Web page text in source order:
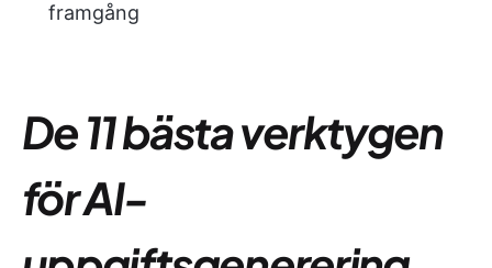
framgång
De 11 bästa verktygen
för AI-